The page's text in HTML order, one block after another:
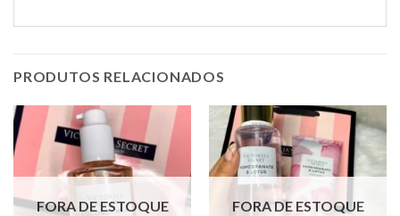
PRODUTOS RELACIONADOS
FORA DE ESTOQUE FORA DE ESTOQUE